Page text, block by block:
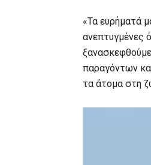
«Τα ευρήματά
ανεπτυγμένες
παραγόντων
τα άτομα στη